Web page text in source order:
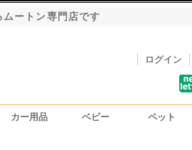
ートン専門店です
ログイン
カー用品 ベビー ペット